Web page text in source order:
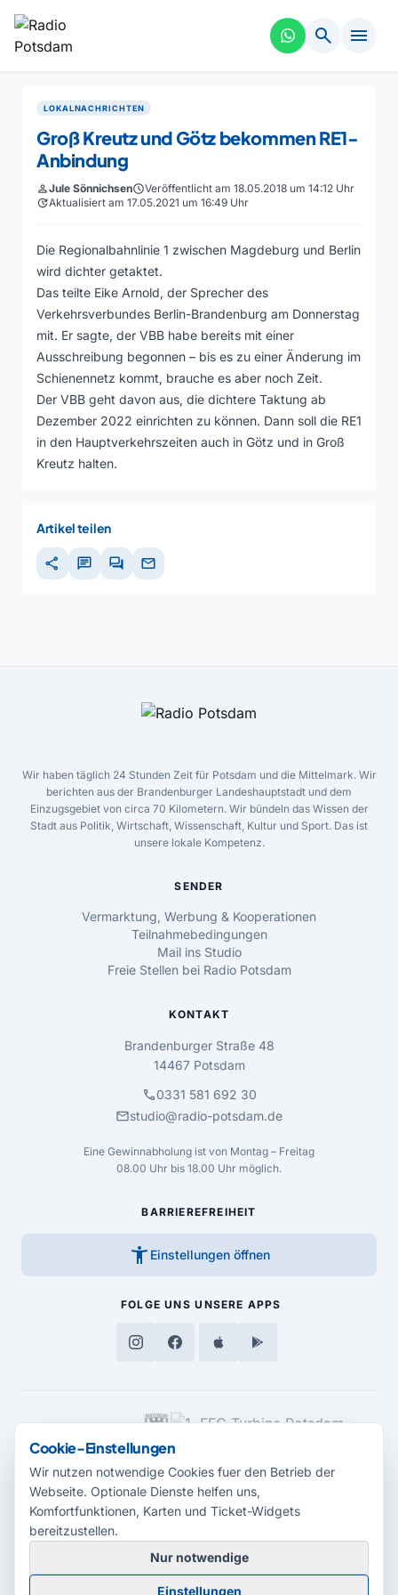
search menu
LOKALNACHRICHTEN
Groß Kreutz und Götz bekommen RE1-
Anbindung
personJule SönnichsenscheduleVeröffentlicht am 18.05.2018 um 14:12 Uhr
updateAktualisiert am 17.05.2021 um 16:49 Uhr
Die Regionalbahnlinie 1 zwischen Magdeburg und Berlin
wird dichter getaktet.
Das teilte Eike Arnold, der Sprecher des
Verkehrsverbundes Berlin-Brandenburg am Donnerstag
mit. Er sagte, der VBB habe bereits mit einer
Ausschreibung begonnen – bis es zu einer Änderung im
Schienennetz kommt, brauche es aber noch Zeit.
Der VBB geht davon aus, die dichtere Taktung ab
Dezember 2022 einrichten zu können. Dann soll die RE1
in den Hauptverkehrszeiten auch in Götz und in Groß
Kreutz halten.
Artikel teilen
share chat forum mail
Wir haben täglich 24 Stunden Zeit für Potsdam und die Mittelmark. Wir
berichten aus der Brandenburger Landeshauptstadt und dem
Einzugsgebiet von circa 70 Kilometern. Wir bündeln das Wissen der
Stadt aus Politik, Wirtschaft, Wissenschaft, Kultur und Sport. Das ist
unsere lokale Kompetenz.
SENDER
Vermarktung, Werbung & Kooperationen
Teilnahmebedingungen
Mail ins Studio
Freie Stellen bei Radio Potsdam
KONTAKT
Brandenburger Straße 48
14467 Potsdam
call0331 581 692 30
mailstudio@radio-potsdam.de
Eine Gewinnabholung ist von Montag – Freitag
08.00 Uhr bis 18.00 Uhr möglich.
BARRIEREFREIHEIT
accessibility_new Einstellungen öffnen
FOLGE UNS UNSERE APPS
MEDIENPARTNER
© 2026 Radio Potsdam. Webseite entwickelt durch dieMedienagentur
Babelsberg
Cookie-Einstellungen
Wir nutzen notwendige Cookies fuer den Betrieb der
Webseite. Optionale Dienste helfen uns,
Komfortfunktionen, Karten und Ticket-Widgets
bereitzustellen.
Nur notwendige
Einstellungen